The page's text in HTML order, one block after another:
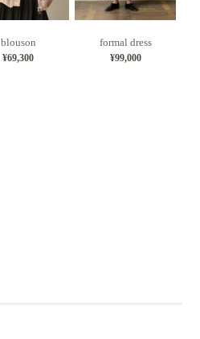
blouson
¥69,300
formal dress
¥99,000